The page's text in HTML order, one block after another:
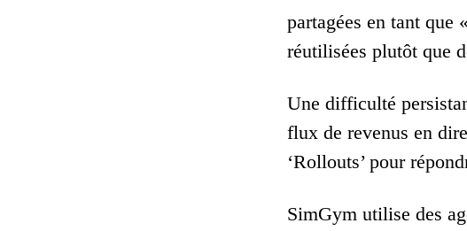
partagées en tant que
réutilisées plutôt que
Une difficulté
flux de revenus en
‘Rollouts’ pour
SimGym utilise des